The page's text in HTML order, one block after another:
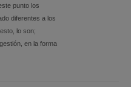
punto los
diferentes a los
lo son;
en la forma